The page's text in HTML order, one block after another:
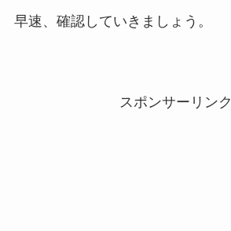
早速、確認していきましょう。
スポンサーリンク